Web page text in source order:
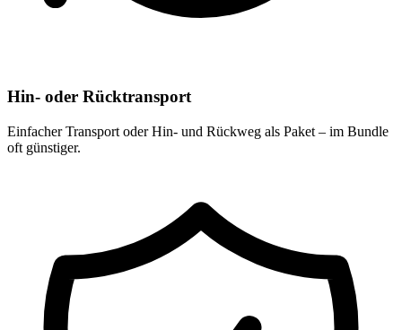
Hin- oder Rücktransport
Einfacher Transport oder Hin- und Rückweg als Paket – im Bundle
oft günstiger.